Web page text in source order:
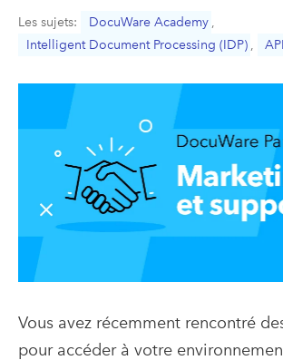
Les sujets: DocuWare Academy ,
Intelligent Document Processing (IDP) , API
Vous avez récemment rencontré
pour accéder à votre